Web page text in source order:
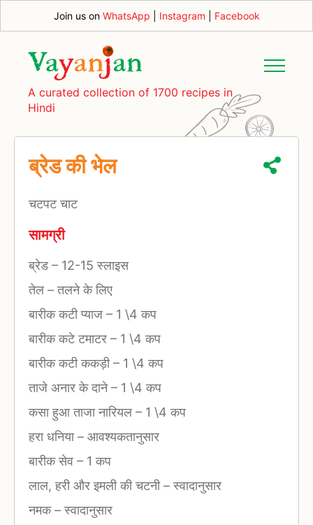
Join us on WhatsApp Instagram Facebook
A curated collection of 1700 recipes in
Hindi
ब्रेड की भेल
चटपट चाट
सामग्री
ब्रेड– 12-15 स्लाइस
तेल –तलने के लिए
बारीक कटी प्याज – 1 \4 कप
बारीक कटे टमाटर – 1 \4 कप
बारीक कटी ककड़ी– 1 \4 कप
ताजे अनार के दाने– 1 \4 कप
कसा हुआ ताजा नारियल – 1 \4 कप
हरा धनिया– आवश्यकतानुसार
बारीक सेव – 1 कप
लाल, हरी और इमली की चटनी–स्वादानुसार
नमक–स्वादानुसार